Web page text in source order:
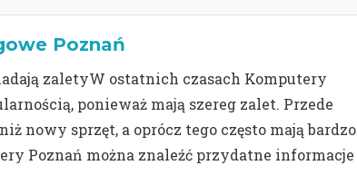
Poznań
zaletyW ostatnich czasach Komputery
ponieważ mają szereg zalet. Przede
nowy sprzęt, a oprócz tego często mają bardzo
Poznań można znaleźć przydatne informacje